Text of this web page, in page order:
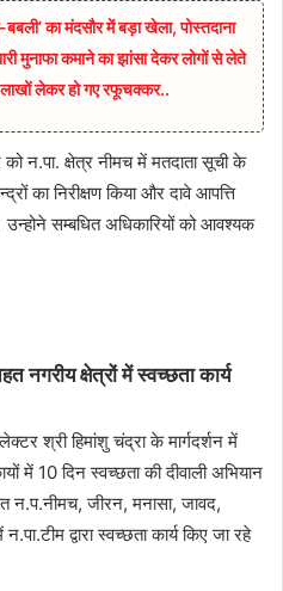
का मंदसौर में बड़ा खेला, पोस्तदाना
मुनाफा कमाने का झांसा देकर लोगों से लेते
लाखों लेकर हो गए रफूचक्कर..
न.पा. क्षेत्र नीमच में मतदाता सूची के
का निरीक्षण किया और दावे आपत्ति
सम्‍बधित अधिकारियों को आवश्‍यक
नगरीय क्षेत्रों में स्‍वच्‍छता कार्य
श्री हिमांशु चंद्रा के मार्गदर्शन में
में 10 दिन स्‍वच्‍छता की दीवाली अभियान
न.प.नीमच, जीरन, मनासा, जावद,
द्वारा स्‍वच्‍छता कार्य किए जा रहे